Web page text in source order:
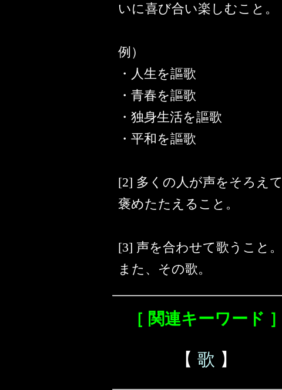
いに喜び合い楽しむこと。
例）
・人生を謳歌
・青春を謳歌
・独身生活を謳歌
・平和を謳歌
[2] 多くの人が声をそろえて
褒めたたえること。
[3] 声を合わせて歌うこと。
また、その歌。
［ 関連キーワード ］
【 歌 】